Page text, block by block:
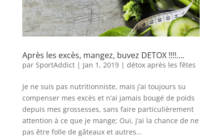
Après les excès, mangez, buvez DETOX !!!!….
par SportAddict| Jan 1, 2019| détox après les fêtes
Je ne suis pas nutritionniste, mais j’ai toujours su
compenser mes excès et n’ai jamais bougé de poids
depuis mes grossesses, sans faire particulièrement
attention à ce que je mange; Oui, j’ai la chance de ne
pas être folle de gâteaux et autres...